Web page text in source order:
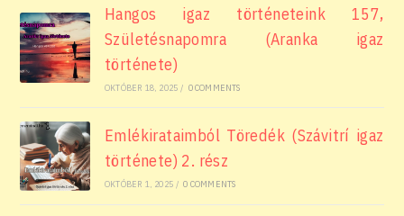
Hangos igaz történeteink 157,
Születésnapomra (Aranka igaz
története)
OKTÓBER 18, 2025 / 0 COMMENTS
Emlékirataimból Töredék (Szávitrí igaz
története) 2. rész
OKTÓBER 1, 2025 / 0 COMMENTS